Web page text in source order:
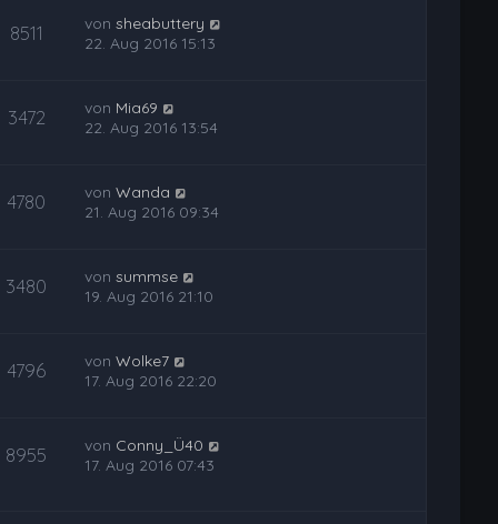
8511 vonsheabuttery
22. Aug 2016 15:13
3472 von Mia69
22. Aug 2016 13:54
4780 vonWanda
21. Aug 2016 09:34
3480 vonsummse
19. Aug 2016 21:10
4796 vonWolke7
17. Aug 2016 22:20
8955 von Conny_Ü40
17. Aug 2016 07:43